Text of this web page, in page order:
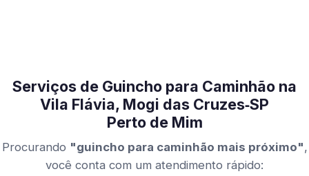
Serviços de Guincho para Caminhão na
Vila Flávia, Mogi das Cruzes‑SP
Perto de Mim
Procurando "guincho para caminhão mais próximo",
você conta com um atendimento rápido: